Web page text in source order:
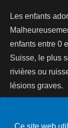
Les enfants
enfants entre 0
Suisse, le plus
rivières ou
lésions graves.